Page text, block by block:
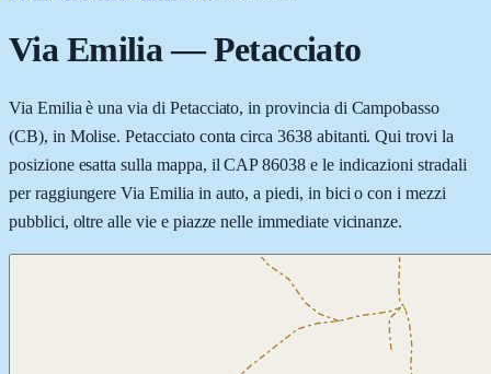
Via Emilia—Petacciato
Via Emilia è una via di Petacciato, in provincia di Campobasso
(CB), in Molise. Petacciato conta circa 3638 abitanti. Qui trovi la
posizione esatta sulla mappa, il CAP 86038 e le indicazioni stradali
per raggiungere Via Emilia in auto, a piedi, in bici o con i mezzi
pubblici, oltre alle vie e piazze nelle immediate vicinanze.